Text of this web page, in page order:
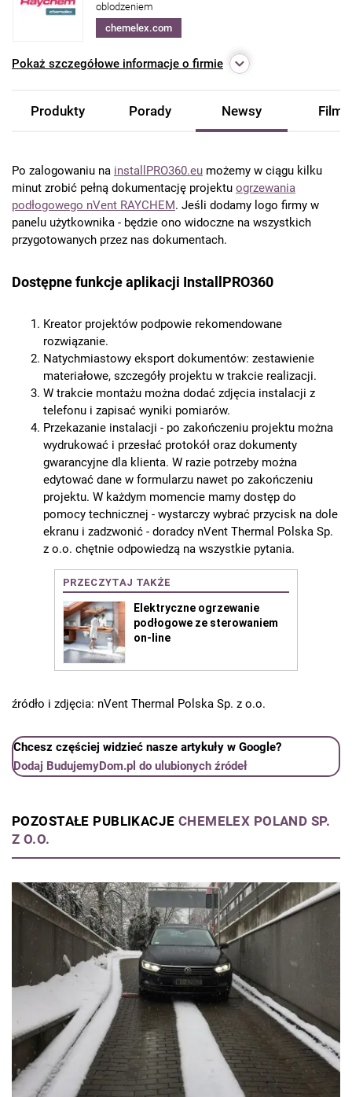
oblodzeniem
chemelex.com
Pokaż szczegółowe informacje o firmie
Produkty Porady Newsy Filmy
Po zalogowaniu na installPRO360.eu możemy w ciągu kilku
minut zrobić pełną dokumentację projektu ogrzewania
podłogowego nVent RAYCHEM. Jeśli dodamy logo firmy w
panelu użytkownika - będzie ono widoczne na wszystkich
przygotowanych przez nas dokumentach.
Dostępne funkcje aplikacji InstallPRO360
Kreator projektów podpowie rekomendowane
rozwiązanie.
Natychmiastowy eksport dokumentów: zestawienie
materiałowe, szczegóły projektu w trakcie realizacji.
W trakcie montażu można dodać zdjęcia instalacji z
telefonu i zapisać wyniki pomiarów.
Przekazanie instalacji - po zakończeniu projektu można
wydrukować i przesłać protokół oraz dokumenty
gwarancyjne dla klienta. W razie potrzeby można
edytować dane w formularzu nawet po zakończeniu
projektu. W każdym momencie mamy dostęp do
pomocy technicznej - wystarczy wybrać przycisk na dole
ekranu i zadzwonić - doradcy nVent Thermal Polska Sp.
z o.o. chętnie odpowiedzą na wszystkie pytania.
źródło i zdjęcia: nVent Thermal Polska Sp. z o.o.
Chcesz częściej widzieć nasze artykuły w Google?
Dodaj BudujemyDom.pl do ulubionych źródeł
POZOSTAŁE PUBLIKACJE CHEMELEX POLAND SP.
Z O.O.